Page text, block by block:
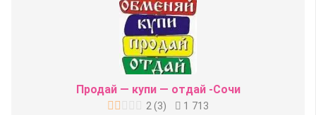
Продай — купи — отдай -Сочи
2(3)
1 713